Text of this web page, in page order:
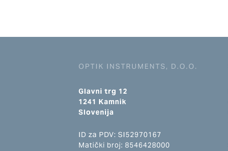
OPTIK INSTRUMENTS, D.O.O.
Glavni trg 12
1241 Kamnik
Slovenija
ID za PDV: SI52970167
Matički broj: 8546428000